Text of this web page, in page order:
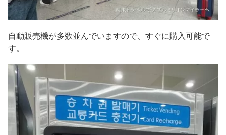
自動販売機が多数並んでいますので、すぐに購入可能で
す。